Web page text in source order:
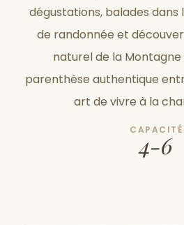
dégustations, balades dans
de randonnée et
naturel de la Montagne
parenthèse authentique
art de vivre à la
CAPACITÉ
4-6